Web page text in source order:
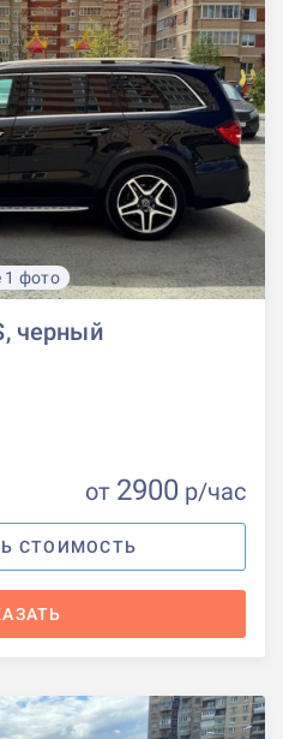
1 фото
черный
от 2900 р/час
СТОИМОСТЬ